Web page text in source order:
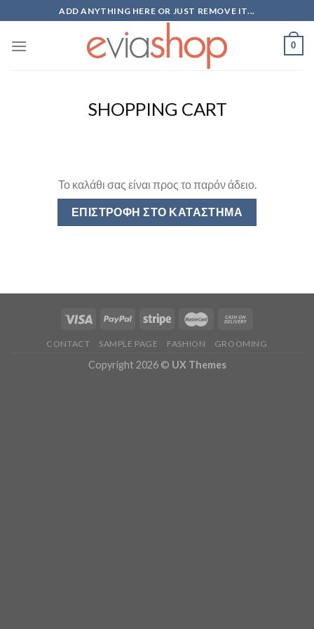
to
content
ADD ANYTHING HERE OR JUST REMOVE IT...
0
SHOPPING CART
Το καλάθι σας είναι προς το παρόν άδειο.
ΕΠΙΣΤΡΟΦΉ ΣΤΟ ΚΑΤΆΣΤΗΜΑ
CONTACT SAMPLE PAGE FASHION GROOMING
Copyright 2026 © UX Themes